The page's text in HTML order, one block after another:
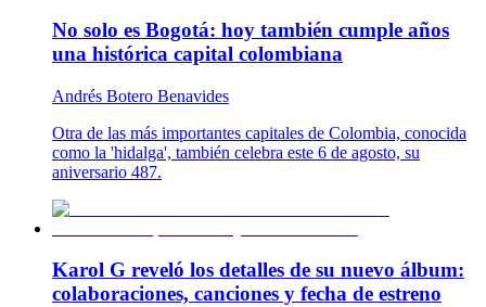
No solo es Bogotá: hoy también cumple años
una histórica capital colombiana
Andrés Botero Benavides
Otra de las más importantes capitales de Colombia, conocida
como la 'hidalga', también celebra este 6 de agosto, su
aniversario 487.
Karol G reveló los detalles de su nuevo álbum:
colaboraciones, canciones y fecha de estreno